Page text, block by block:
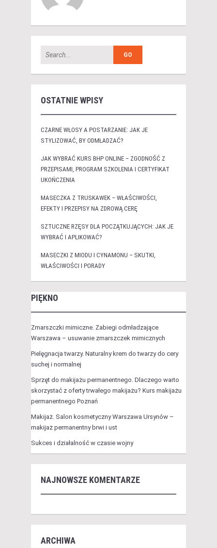
OSTATNIE WPISY
CZARNE WŁOSY A POSTARZANIE: JAK JE
STYLIZOWAĆ, BY ODMŁADZAĆ?
JAK WYBRAĆ KURS BHP ONLINE – ZGODNOŚĆ Z
PRZEPISAMI, PROGRAM SZKOLENIA I CERTYFIKAT
UKOŃCZENIA
MASECZKA Z TRUSKAWEK – WŁAŚCIWOŚCI,
EFEKTY I PRZEPISY NA ZDROWĄ CERĘ
SZTUCZNE RZĘSY DLA POCZĄTKUJĄCYCH: JAK JE
WYBRAĆ I APLIKOWAĆ?
MASECZKI Z MIODU I CYNAMONU – SKUTKI,
WŁAŚCIWOŚCI I PORADY
PIĘKNO
Zmarszczki mimiczne. Zabiegi odmładzające
Warszawa – usuwanie zmarszczek mimicznych
Pielęgnacja twarzy. Naturalny krem do twarzy do cery
suchej i normalnej
Sprzęt do makijażu permanentnego. Dlaczego warto
skorzystać z oferty trwałego makijażu? Kurs makijażu
permanentnego Poznań
Makijaż. Salon kosmetyczny Warszawa Ursynów –
makijaż permanentny brwi i ust
Sukces i działalność w czasie wojny
NAJNOWSZE KOMENTARZE
ARCHIWA